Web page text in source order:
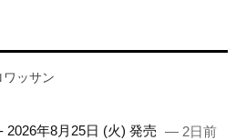
ワッサン
2026年8月25日 (火) 発売 — 2日前